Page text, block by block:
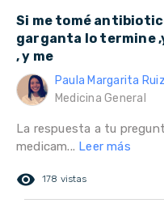
Si me tomé
garganta lo termine
, y me
Paula Margarita
Medicina General
La respuesta a tu
medicam... Leer más
remove_red_eye 178 vistas